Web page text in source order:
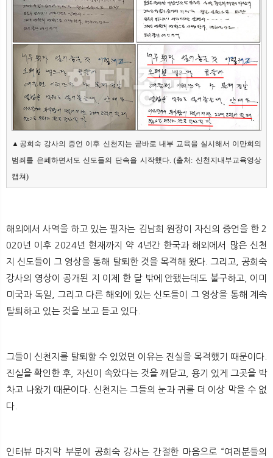
▲공희숙 강사의 증언 이후 신천지는 곧바로 내부 교육을 실시해서 이만희의
범죄를 은폐하면서도 신도들의 단속을 시작했다. (출처: 신천지내부교육영상
캡쳐)
해외에서 사역을 하고 있는 필자는 김남희 원장이 자신의 증언을 한 2
020년 이후 2024년 현재까지 약 4년간 한국과 해외에서 많은 신천
지 신도들이 그 영상을 통해 탈퇴한 것을 목격해 왔다. 그리고, 공희숙
강사의 영상이 공개된 지 이제 한 달 밖에 안됐는데도 불구하고, 이미
미국과 독일, 그리고 다른 해외에 있는 신도들이 그 영상을 통해 계속
탈퇴하고 있는 것을 보고 듣고 있다.
그들​이 신천지를 탈퇴할 수 있었던 이유는 진실을 목격했기 때문이다.
진실을 확인한 후, 자신이 속았다는 것을 깨닫고, 용기 있게 그곳을 박
차고 나왔기 때문이다. 신천지는 그들의 눈과 귀를 더 이상 막을 수 없
다.
인터뷰 마지막 부분에 공희숙 강사는 간절한 마음으로 “여러분들의